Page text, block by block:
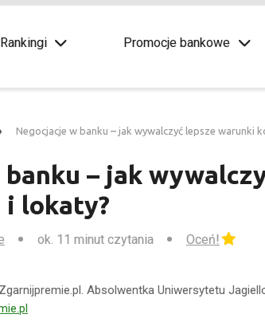
Rankingi Promocje bankowe
Negocjacje w banku – jak wywalczyć lepsze warunki
– jak
lokaty?
ok. 11 minut czytania Oceń!
Absolwentka Uniwersytetu